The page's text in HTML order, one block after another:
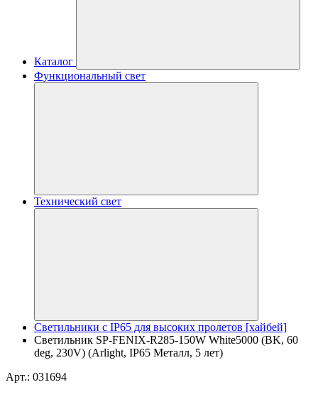
Каталог
Функциональный свет
Технический свет
Светильники с IP65 для высоких пролетов [хайбей]
Светильник SP-FENIX-R285-150W White5000 (BK, 60
deg, 230V) (Arlight, IP65 Металл, 5 лет)
Арт.: 031694